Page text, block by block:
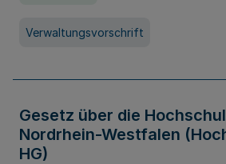
Verwaltungsvorschrift
Gesetz über die
Nordrhein-Westfalen
HG)